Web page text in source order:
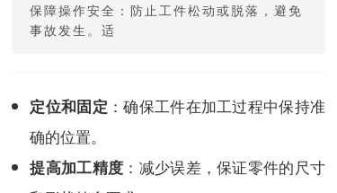
保障操作安全：防止工件松动或脱落，避免
事故发生。适
定位和固定 ：确保工件在加工过程中保持准
确的位置。
提高加工精度 ：减少误差，保证零件的尺寸